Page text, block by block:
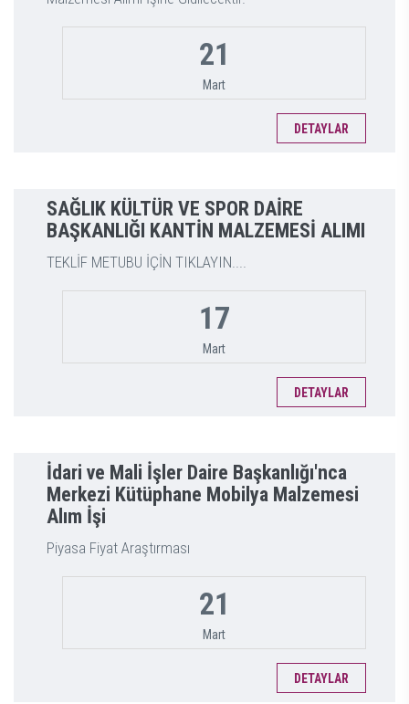
21
Mart
DETAYLAR
SAĞLIK KÜLTÜR VE SPOR DAİRE
BAŞKANLIĞI KANTİN MALZEMESİ ALIMI
TEKLİF METUBU İÇİN TIKLAYIN....
17
Mart
DETAYLAR
İdari ve Mali İşler Daire Başkanlığı'nca
Merkezi Kütüphane Mobilya Malzemesi
Alım İşi
Piyasa Fiyat Araştırması
21
Mart
DETAYLAR